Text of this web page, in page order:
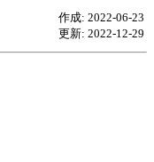
作成: 2022-06-23
更新: 2022-12-29